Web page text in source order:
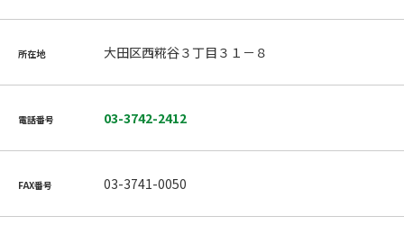
所在地 大田区西糀谷３丁目３１－８
電話番号 03-3742-2412
FAX番号 03-3741-0050